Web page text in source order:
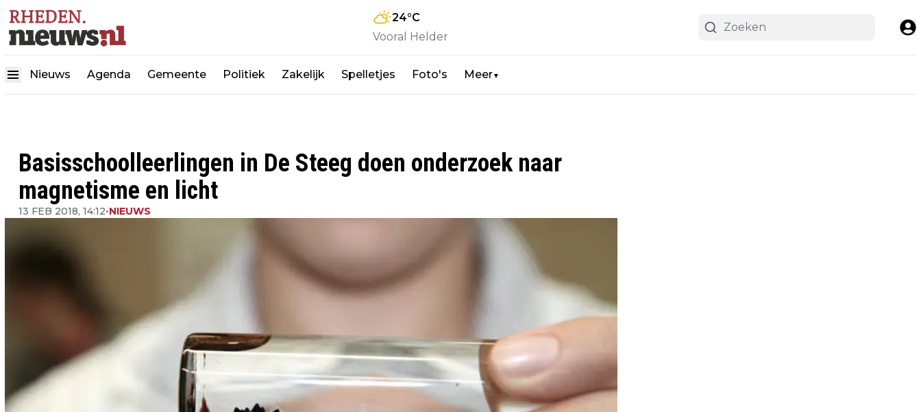
24°C
Vooral Helder
Nieuws Agenda Gemeente Politiek Zakelijk Spelletjes Foto's Meer▼
Basisschoolleerlingen in De Steeg doen onderzoek naar
magnetisme en licht
13 FEB 2018, 14:12•NIEUWS